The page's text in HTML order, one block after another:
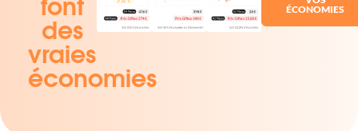
font
des
vraies
économies
ÉCONOMIES